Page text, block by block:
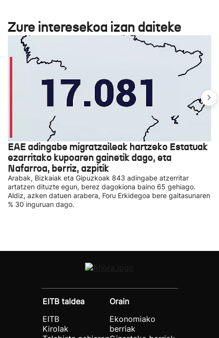
Zure interesekoa izan daiteke
EAE adingabe migratzaileak hartzeko Estatuak
ezarritako kupoaren gainetik dago, eta
Nafarroa, berriz, azpitik
Arabak, Bizkaiak eta Gipuzkoak 843 adingabe atzerritar
artatzen dituzte egun, berez dagokiona baino 65 gehiago.
Aldiz, azken datuen arabera, Foru Erkidegoa bere gaitasunaren
% 30 inguruan dago.
EITB taldea
EITB
Kirolak
Orain
Ekonomiako
berriak